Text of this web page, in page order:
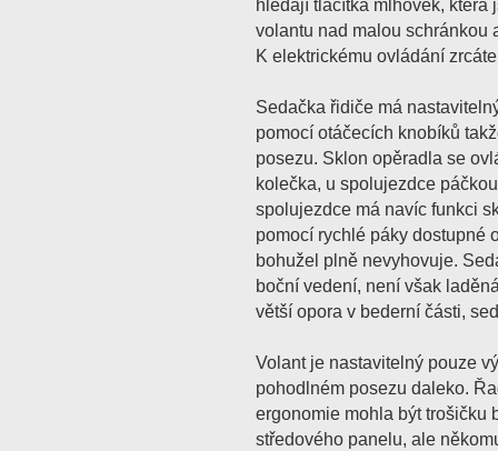
hledají tlačítka mlhovek, která
volantu nad malou schránkou
K elektrickému ovládání
Sedačka řidiče má
pomocí otáčecích knobíků
posezu. Sklon opěradla se
kolečka, u spolujezdce
spolujezdce má navíc funkci
pomocí rychlé páky dostupné
bohužel plně nevyhovuje.
boční vedení, není však
větší opora v bederní části,
Volant je nastavitelný pouze
pohodlném posezu daleko.
ergonomie mohla být trošičku
středového panelu, ale